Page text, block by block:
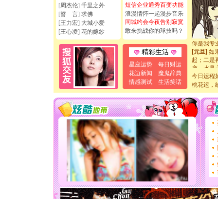
[周杰伦] 千里之外
[誓 言] 求佛
[王力宏] 大城小爱
[王心凌] 花的嫁纱
短信企业通秀百变功能
浪漫情怀一起漫步音乐
同城约会今夜告别寂寞
敢来挑战你的球技吗？
精彩生活
星座运势
每日财运
花边新闻
魔鬼辞典
情感测试
生活笑话
[圣诞节]
如意,快
[元旦]看
断电。爱
你是我专
[元旦]如
起；二是
离。水晶
泣，这痛
卖了。水
颜！冬去
道一声
[春节] 传
片叶子
送你一
[圣诞节]
你太多
要平安
[圣诞节]
能正大
天都要快
[圣诞节]
今日运程
桃花运，